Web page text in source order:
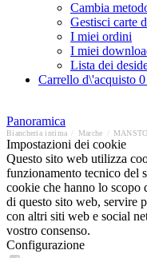
Cambia
Gestisci carte
I miei ordini
I miei
Lista dei
Carrello d\'acquisto 0
Panoramica
Biancheria intima Marche
Impostazioni dei cookie
Questo sito web utilizza
funzionamento tecnico del
cookie che hanno lo
di questo sito web, servire
con altri siti web e social
vostro consenso.
Configurazione